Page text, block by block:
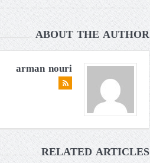
ABOUT THE AUTHOR
arman nouri
RELATED ARTICLES